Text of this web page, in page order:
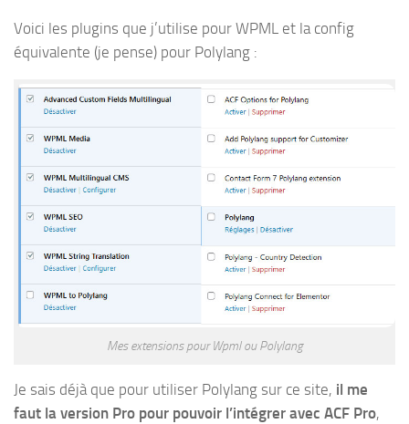
Voici les plugins que j’utilise pour WPML et la config
équivalente (je pense) pour Polylang :
Mes extensions pour Wpml ou Polylang
Je sais déjà que pour utiliser Polylang sur ce site, il me
faut la version Pro pour pouvoir l’intégrer avec ACF Pro,